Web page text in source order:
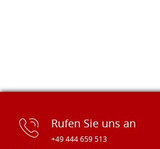
Rufen Sie uns an
+49 444 659 513